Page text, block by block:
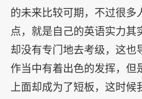
的未来比较可期，不过很多
点，就是自己的英语实力其
却没有专门地去考级，这也
作当中有着出色的发挥，但
上面却成为了短板，这时候